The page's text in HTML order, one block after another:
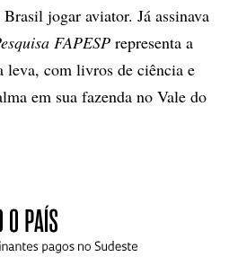
Brasil jogar aviator. Já assinava
FAPESP representa a
leva, com livros de ciência e
em sua fazenda no Vale do